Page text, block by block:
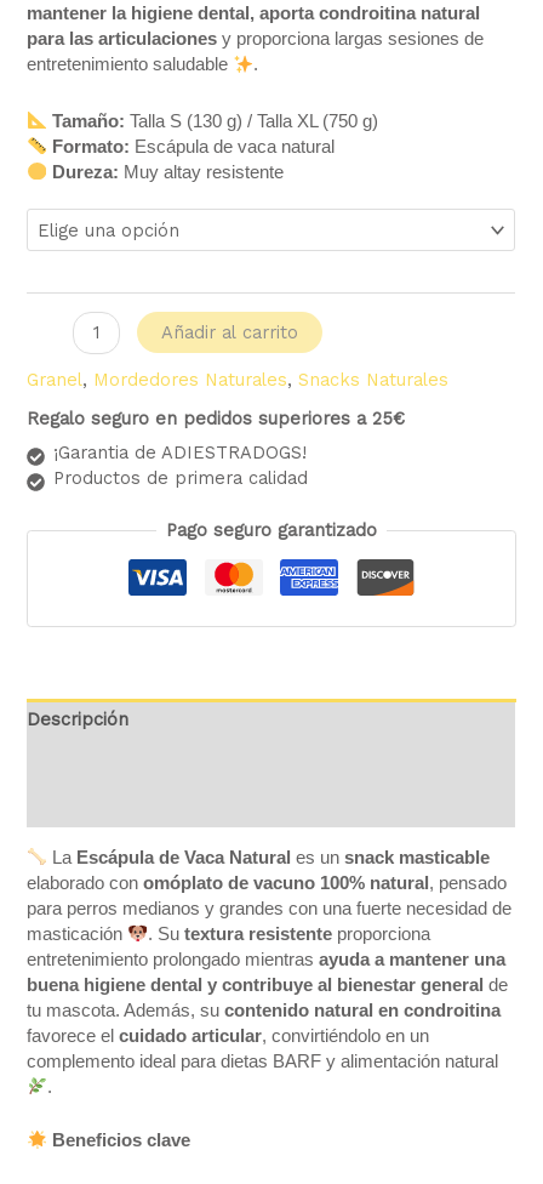
mantener la higiene dental, aporta condroitina natural
para las articulaciones y proporciona largas sesiones de
entretenimiento saludable
.
Tamaño: Talla S (130 g) / Talla XL (750 g)
Formato: Escápula de vaca natural
Dureza: Muy altay resistente
Añadir al carrito
Granel, Mordedores Naturales,Snacks Naturales
Regalo seguro en pedidos superiores a 25€
¡Garantia de ADIESTRADOGS!
Productos de primera calidad
Pago seguro garantizado
Descripción
La Escápula de Vaca Natural es unsnack masticable
elaborado conomóplato de vacuno 100% natural , pensado
para perros medianos y grandes con una fuerte necesidad de
masticación
. Sutextura resistente proporciona
entretenimiento prolongado mientrasayuda a mantener una
buena higiene dental y contribuye al bienestar general de
tu mascota. Además, sucontenido natural en condroitina
favorece elcuidado articular, convirtiéndolo en un
complemento ideal para dietas BARF y alimentación natural
.
Beneficios clave